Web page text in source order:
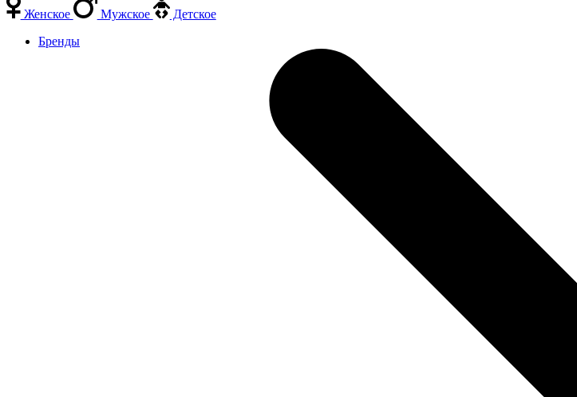
Женское Мужское
Детское
Бренды